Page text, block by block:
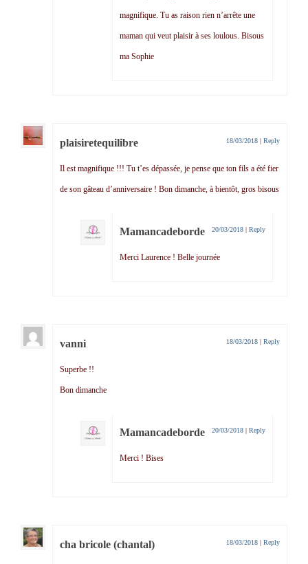
magnifique. Tu as raison rien n’arrête une
maman qui veut plaisir à ses loulous. Bisous
ma Sophie
plaisiretequilibre 18/03/2018 | Reply
Il est magnifique !!! Tu t’es dépassée, je pense que ton fils a été fier
de son gâteau d’anniversaire ! Bon dimanche, à bientôt, gros bisous
Mamancadeborde 20/03/2018 | Reply
Merci Laurence ! Belle journée
vanni 18/03/2018 | Reply
Superbe !!
Bon dimanche
Mamancadeborde 20/03/2018 | Reply
Merci ! Bises
cha bricole (chantal) 18/03/2018 | Reply